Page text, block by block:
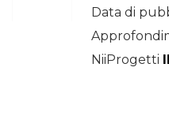
Data di
NiiProgetti